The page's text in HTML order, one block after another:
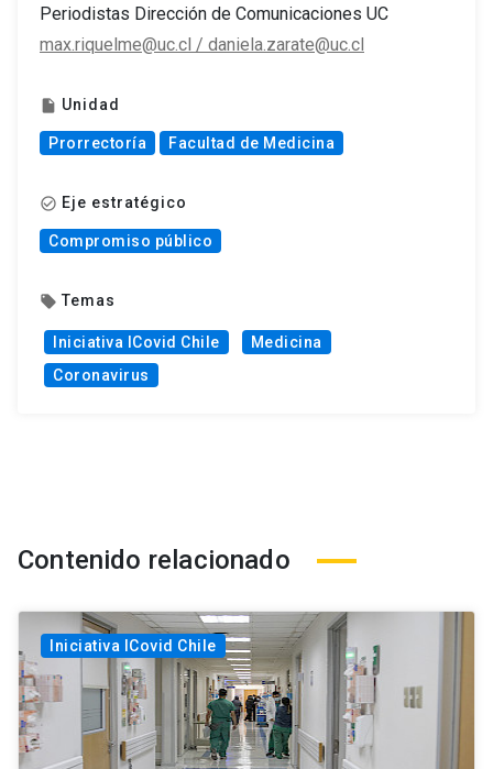
Periodistas Dirección de Comunicaciones UC
max.riquelme@uc.cl / daniela.zarate@uc.cl
insert_drive_file Unidad
Prorrectoría Facultad de Medicina
check_circle_outline Eje estratégico
Compromiso público
local_offer Temas
Iniciativa ICovid Chile
Medicina
Coronavirus
Contenido relacionado
Iniciativa ICovid Chile